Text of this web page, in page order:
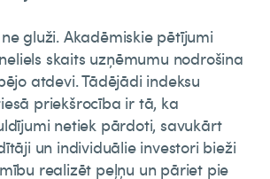
gluži. Akadēmiskie pētījumi
skaits uzņēmumu nodrošina
atdevi. Tādējādi indeksu
priekšrocība ir tā, ka
netiek pārdoti, savukārt
un individuālie investori bieži
realizēt peļņu un pāriet pie